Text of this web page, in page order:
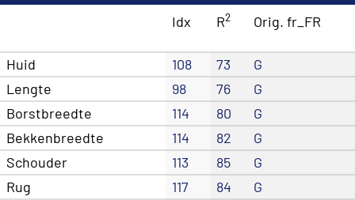
Idx
R2 Orig. fr_FR
Huid 108 73
G
Lengte
98 76
G
Borstbreedte
114 80
G
Bekkenbreedte
114 82
G
Schouder
113 85
G
Rug
117 84
G